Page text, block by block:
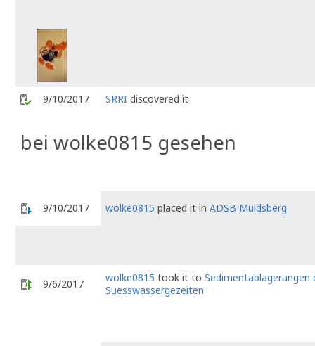
9/10/2017 SRRI discovered it
bei wolke0815 gesehen
9/10/2017 wolke0815 placed it in ADSB Muldsberg
9/6/2017 wolke0815 took it to Sedimentablagerungen
Suesswassergezeiten